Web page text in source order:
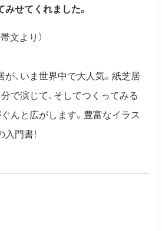
せてくれました。
文より）
、いま世界中で大人気。紙芝居
で演じて、そしてつくってみる
んと広がします。豊富なイラス
門書！